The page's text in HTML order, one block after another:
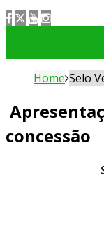
Home Selo
concessão